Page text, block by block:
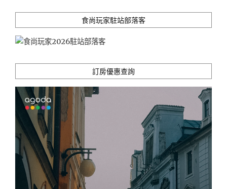
食尚玩家駐站部落客
訂房優惠查詢